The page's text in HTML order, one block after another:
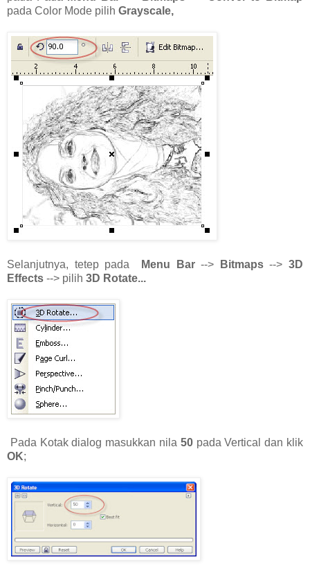
pada Color Mode pilih Grayscale,
Selanjutnya, tetep pada Menu Bar--> Bitmaps-->3D
Effects --> pilih 3D Rotate...
Pada Kotak dialog masukkan nila 50pada Vertical dan klik
OK;